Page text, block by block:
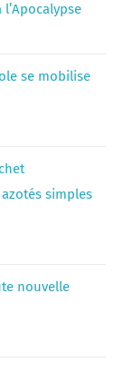
se mobilise
azotés simples
nouvelle